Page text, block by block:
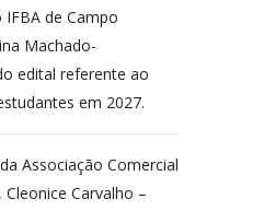
de Campo
Machado-
edital referente ao
em 2027.
Associação Comercial
Carvalho –